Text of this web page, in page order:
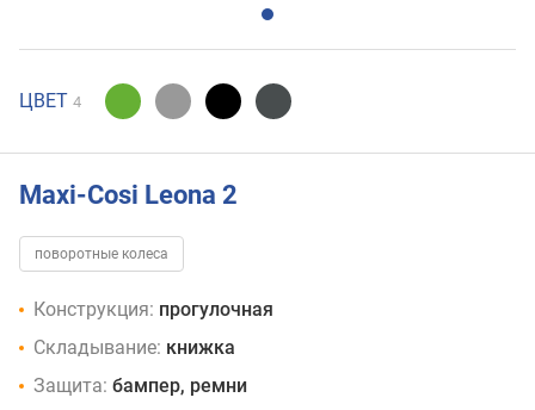
ЦВЕТ 4
Maxi-Cosi Leona 2
поворотные колеса
Конструкция: прогулочная
Складывание: книжка
Защита: бампер, ремни